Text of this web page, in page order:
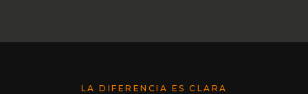
LA DIFERENCIA ES CLARA